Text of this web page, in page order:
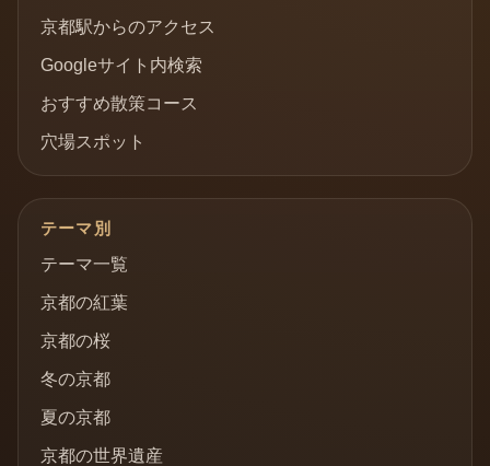
京都駅からのアクセス
Googleサイト内検索
おすすめ散策コース
穴場スポット
テーマ別
テーマ一覧
京都の紅葉
京都の桜
冬の京都
夏の京都
京都の世界遺産